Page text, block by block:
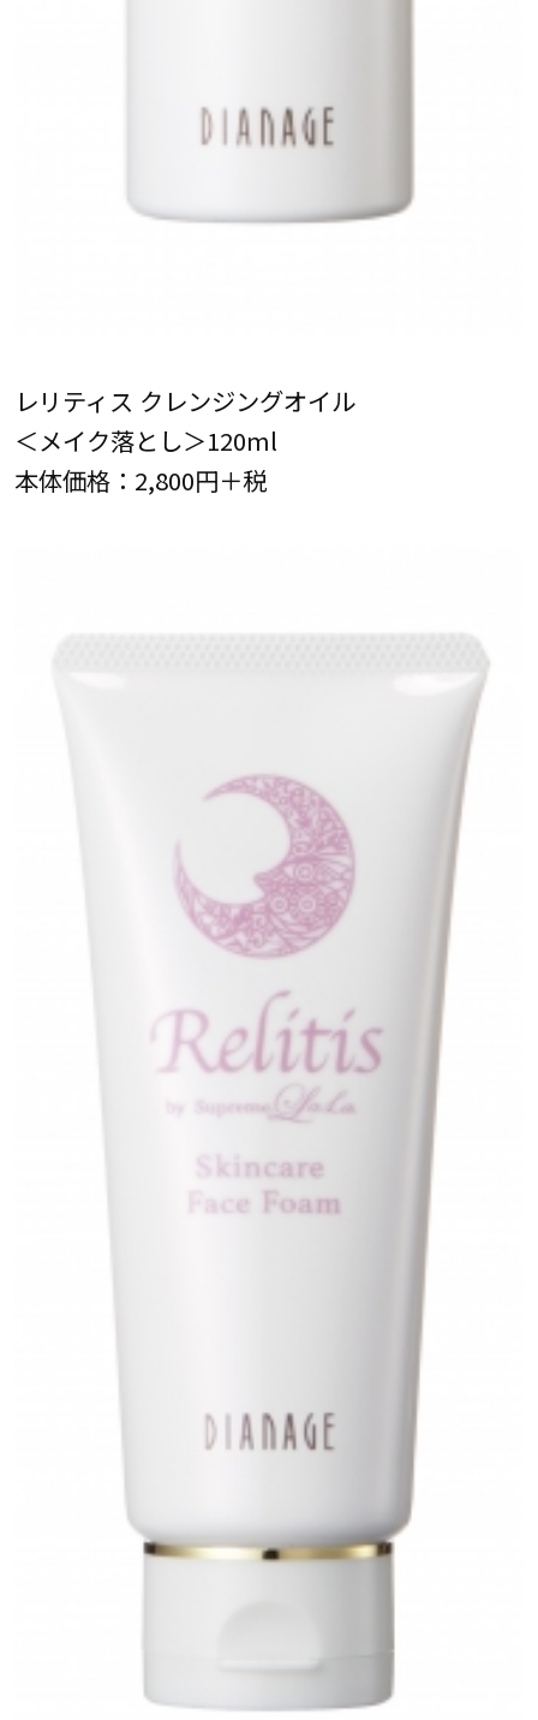
レリティス クレンジングオイル
＜メイク落とし＞120ml
本体価格：2,800円＋税